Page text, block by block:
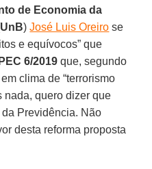
de Economia da
UnB) José Luis Oreiro se
e equívocos” que
PEC 6/2019 que, segundo
clima de “terrorismo
nada, quero dizer que
Previdência. Não
desta reforma proposta